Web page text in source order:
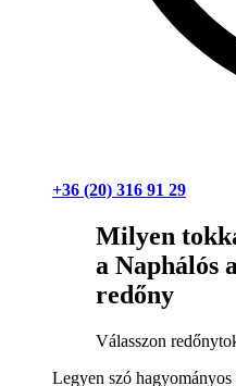
+36 (20) 316 91 29
Milyen
a Naphálós
redőny
Válasszon
Legyen szó